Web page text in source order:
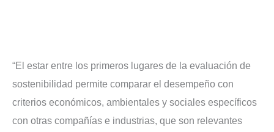
“El estar entre los primeros lugares de la evaluación de
sostenibilidad permite comparar el desempeño con
criterios económicos, ambientales y sociales específicos
con otras compañías e industrias, que son relevantes